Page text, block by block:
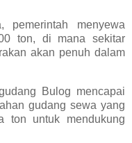
pemerintah menyewa
ton, di mana sekitar
akan penuh dalam
Bulog mencapai
gudang sewa yang
ton untuk mendukung